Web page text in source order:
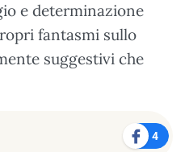
e determinazione
fantasmi sullo
suggestivi che
4